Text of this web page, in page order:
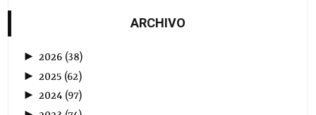
ARCHIVO
►2026 (38)
► 2025 (62)
►2024 (97)